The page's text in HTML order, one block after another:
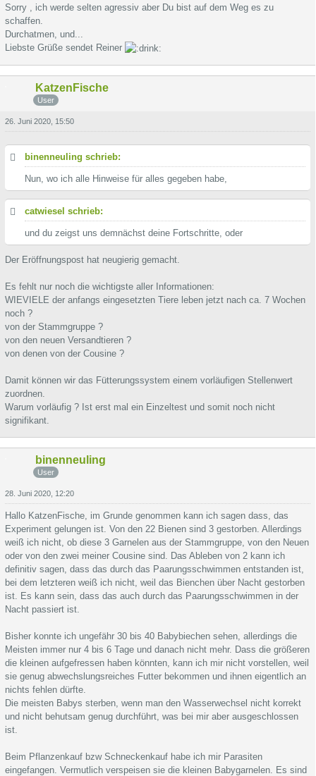
Sorry , ich werde selten agressiv aber Du bist auf dem Weg es zu
schaffen.
Durchatmen, und...
Liebste Grüße sendet Reiner
KatzenFische
User
26. Juni 2020, 15:50
binenneuling schrieb:
Nun, wo ich alle Hinweise für alles gegeben habe,
catwiesel schrieb:
und du zeigst uns demnächst deine Fortschritte, oder
Der Eröffnungspost hat neugierig gemacht.
Es fehlt nur noch die wichtigste aller Informationen:
WIEVIELE der anfangs eingesetzten Tiere leben jetzt nach ca. 7 Wochen
noch ?
von der Stammgruppe ?
von den neuen Versandtieren ?
von denen von der Cousine ?
Damit können wir das Fütterungssystem einem vorläufigen Stellenwert
zuordnen.
Warum vorläufig ? Ist erst mal ein Einzeltest und somit noch nicht
signifikant.
binenneuling
User
28. Juni 2020, 12:20
Hallo KatzenFische, im Grunde genommen kann ich sagen dass, das
Experiment gelungen ist. Von den 22 Bienen sind 3 gestorben. Allerdings
weiß ich nicht, ob diese 3 Garnelen aus der Stammgruppe, von den Neuen
oder von den zwei meiner Cousine sind. Das Ableben von 2 kann ich
definitiv sagen, dass das durch das Paarungsschwimmen entstanden ist,
bei dem letzteren weiß ich nicht, weil das Bienchen über Nacht gestorben
ist. Es kann sein, dass das auch durch das Paarungsschwimmen in der
Nacht passiert ist.
Bisher konnte ich ungefähr 30 bis 40 Babybiechen sehen, allerdings die
Meisten immer nur 4 bis 6 Tage und danach nicht mehr. Dass die größeren
die kleinen aufgefressen haben könnten, kann ich mir nicht vorstellen, weil
sie genug abwechslungsreiches Futter bekommen und ihnen eigentlich an
nichts fehlen dürfte.
Die meisten Babys sterben, wenn man den Wasserwechsel nicht korrekt
und nicht behutsam genug durchführt, was bei mir aber ausgeschlossen
ist.
Beim Pflanzenkauf bzw Schneckenkauf habe ich mir Parasiten
eingefangen. Vermutlich verspeisen sie die kleinen Babygarnelen. Es sind